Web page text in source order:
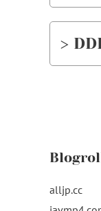
>
alljp.cc